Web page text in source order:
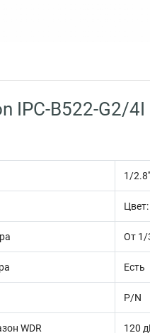
IPC-B522-G2/
1/
От 1/
Есть
P/N
WDR 120